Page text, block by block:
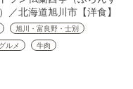
／北海道旭川市【洋食】
旭川・富良野・士別
ルメ
牛肉